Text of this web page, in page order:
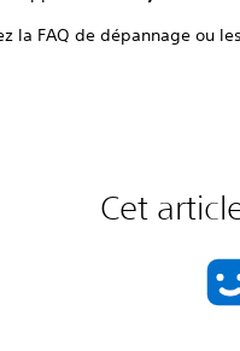
la FAQ de dépannage ou
Cet